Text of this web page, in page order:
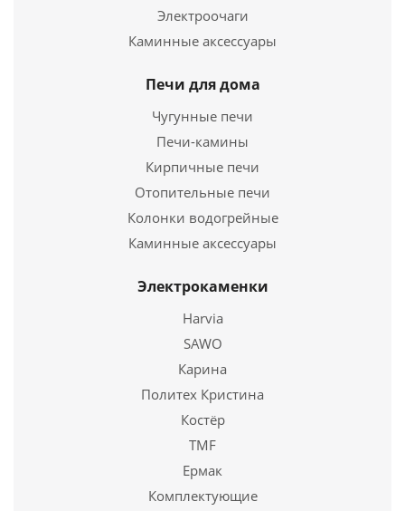
Дверца топочная, герметичная со стеклом 324 LK
6 240руб.
Подробнее
Купить в 1 клик
Дверца топочная ДТУ-3Р уплотненная "Русский
собор" окрашенная
2 373руб.
Электроочаги
Каминные аксессуары
Печи для дома
Чугунные печи
Печи-камины
Кирпичные печи
Отопительные печи
Колонки водогрейные
Каминные аксессуары
Электрокаменки
Harvia
SAWO
Карина
Политех Кристина
Костёр
TMF
Ермак
Комплектующие